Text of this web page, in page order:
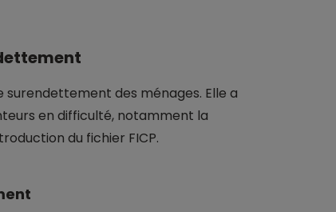
surendettement des ménages. Elle a
en difficulté, notamment la
du fichier FICP.